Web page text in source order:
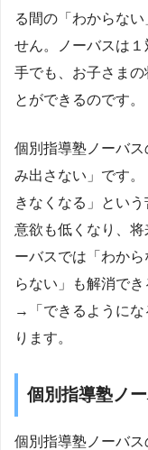
る間の「わからな
せん。ノーバスは
手でも、お子さま
とができるのです。
個別指導塾ノーバ
み出さない」です
きなくなる」とい
意欲も低くなり、
ーバスでは「わか
らない」も解消で
→「できるようにな
ります。
個別指導塾ノ
個別指導塾ノーバ